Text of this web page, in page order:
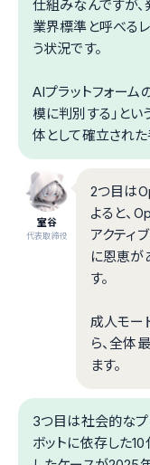
仕組みなんですが
業界標準と呼べる
う状況です。
AIプラットフォーム
模に判別する」とい
体として確立され
室谷
代表取締役
2つ目は
よると、
アクティ
に恩恵が
す。
成人モー
ら、全体
ます。
3つ目は社会的なプ
ボットに依存した